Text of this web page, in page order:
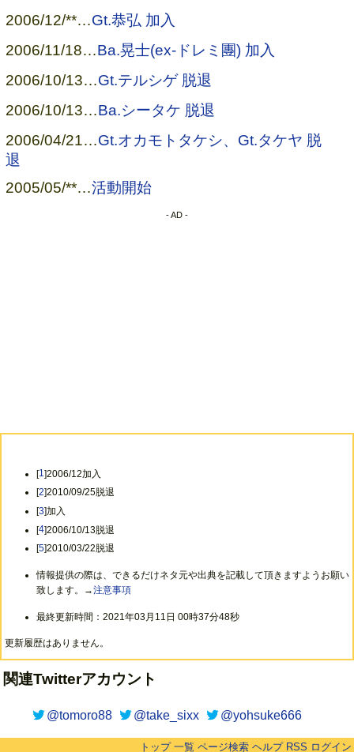
2006/12/**…Gt.恭弘 加入
2006/11/18…Ba.晃士(ex-ドレミ團) 加入
2006/10/13…Gt.テルシゲ 脱退
2006/10/13…Ba.シータケ 脱退
2006/04/21…Gt.オカモトタケシ、Gt.タケヤ 脱
退
2005/05/**…活動開始
- AD -
[1]2006/12加入
[2]2010/09/25脱退
[3]加入
[4]2006/10/13脱退
[5]2010/03/22脱退
情報提供の際は、できるだけネタ元や出典を記載して頂きますようお願い
致します。→注意事項
最終更新時間：2021年03月11日 00時37分48秒
更新履歴はありません。
関連Twitterアカウント
@tomoro88 @take_sixx @yohsuke666
トップ 一覧 ページ検索 ヘルプ RSS ログイン